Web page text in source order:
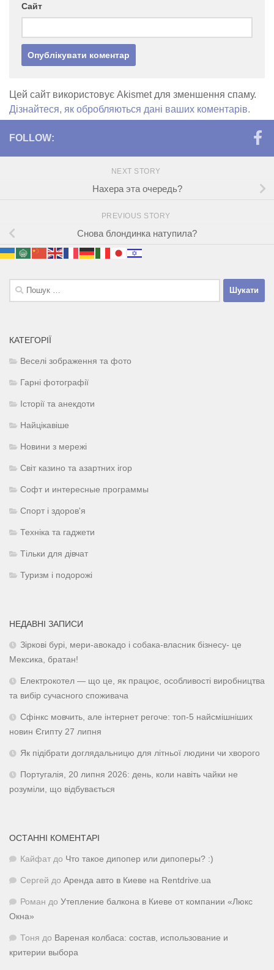
Сайт
Цей сайт використовує Akismet для зменшення спаму.
Дізнайтеся, як обробляються дані ваших коментарів.
FOLLOW:
NEXT STORY
Нахера эта очередь?
PREVIOUS STORY
Снова блондинка натупила?
Пошук:
КАТЕГОРІЇ
Веселі зображення та фото
Гарні фотографії
Історії та анекдоти
Найцікавіше
Новини з мережі
Світ казино та азартних ігор
Софт и интересные программы
Спорт і здоров'я
Техніка та гаджети
Тільки для дівчат
Туризм і подорожі
НЕДАВНІ ЗАПИСИ
Зіркові бурі, мери-авокадо і собака-власник бізнесу- це
Мексика, братан!
Електрокотел — що це, як працює, особливості виробництва
та вибір сучасного споживача
Сфінкс мовчить, але інтернет регоче: топ-5 найсмішніших
новин Єгипту 27 липня
Як підібрати доглядальницю для літньої людини чи хворого
Португалія, 20 липня 2026: день, коли навіть чайки не
розуміли, що відбувається
ОСТАННІ КОМЕНТАРІ
Кайфат до Что такое дипопер или дипоперы? :)
Сергей до Аренда авто в Киеве на Rentdrive.ua
Роман до Утепление балкона в Киеве от компании «Люкс
Окна»
Тоня до Вареная колбаса: состав, использование и
критерии выбора